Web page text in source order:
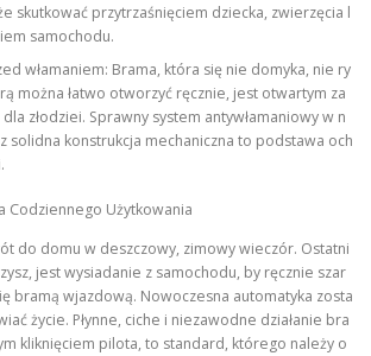
skutkować przytrzaśnięciem dziecka, zwierzęcia l
samochodu.
włamaniem: Brama, która się nie domyka, nie ry
można łatwo otworzyć ręcznie, jest otwartym za
złodziei. Sprawny system antywłamaniowy w n
solidna konstrukcja mechaniczna to podstawa och
Codziennego Użytkowania
do domu w deszczowy, zimowy wieczór. Ostatni
jest wysiadanie z samochodu, by ręcznie szar
bramą wjazdową. Nowoczesna automatyka zosta
życie. Płynne, ciche i niezawodne działanie bra
kliknięciem pilota, to standard, którego należy o